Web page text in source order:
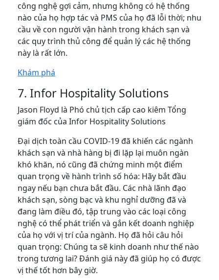
công nghệ gợi cảm, nhưng không có hệ thống
nào của họ hợp tác và PMS của họ đã lỗi thời; nhu
cầu về con người vận hành trong khách sạn và
các quy trình thủ công để quản lý các hệ thống
này là rất lớn.
Khám phá
7. Infor Hospitality Solutions
Jason Floyd là Phó chủ tịch cấp cao kiêm Tổng
giám đốc của Infor Hospitality Solutions
Đại dịch toàn cầu COVID-19 đã khiến các ngành
khách sạn và nhà hàng bị đi lặp lại muôn ngàn
khó khăn, nó cũng đã chứng minh một điểm
quan trọng về hành trình số hóa: Hãy bắt đầu
ngay nếu bạn chưa bắt đầu. Các nhà lãnh đạo
khách sạn, sòng bạc và khu nghỉ dưỡng đã và
đang làm điều đó, tập trung vào các loại công
nghệ có thể phát triển và gắn kết doanh nghiệp
của họ với vị trí của ngành. Họ đã hỏi câu hỏi
quan trọng: Chúng ta sẽ kinh doanh như thế nào
trong tương lai? Đánh giá này đã giúp họ có được
vị thế tốt hơn bây giờ.